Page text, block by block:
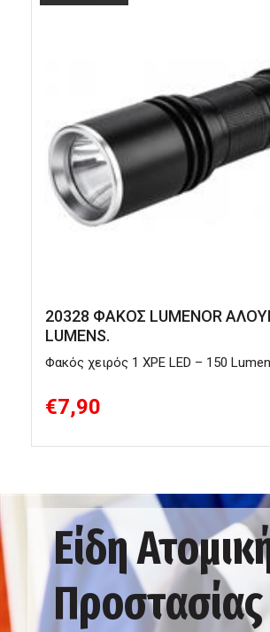
20328 ΦΑΚΟΣ LUMENOR
LUMENS.
Φακός χειρός 1 XPE LED – 150
€7,90
Είδη
Προστασίας